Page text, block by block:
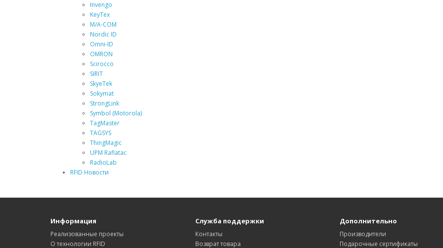
Invengo
KeyTex
M/A-COM
Nordic ID
Omni-ID
OMRON
Scirocco
SIRIT
SkyeTek
Sokymat
StrongLink
Symbol (Motorola)
TagMaster
TAGSYS
ThingMagic
UPM Raflatac
RadioLab
RFID Новости
Информация
Реализованные проекты
О технологии RFID
Служба поддержки
Контакты
Возврат товара
Дополнительно
Производители
Подарочные сертификаты